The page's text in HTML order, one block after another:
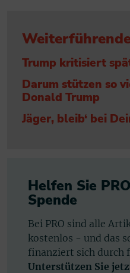
Trump kritisiert
Darum stützen so
Donald Trump
Jäger, bleib‘ bei
Helfen Sie
Spende
Bei PRO sind alle
kostenlos - und das
finanziert sich durch
Unterstützen Sie